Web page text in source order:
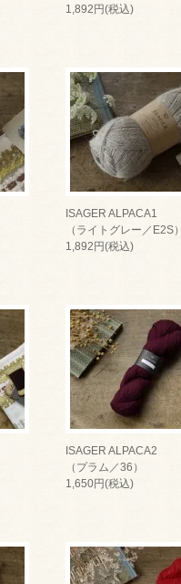
1,892円(税込)
ISAGER ALPACA1
（ライトグレー／E2S）
1,892円(税込)
ISAGER ALPACA2
（プラム／36）
1,650円(税込)